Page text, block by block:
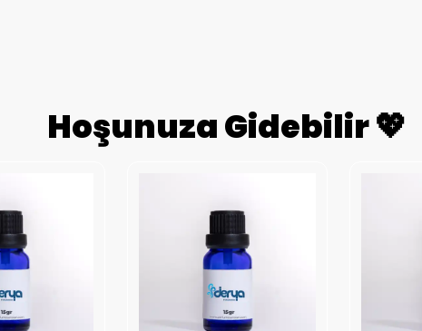
Hoşunuza Gidebilir 💖